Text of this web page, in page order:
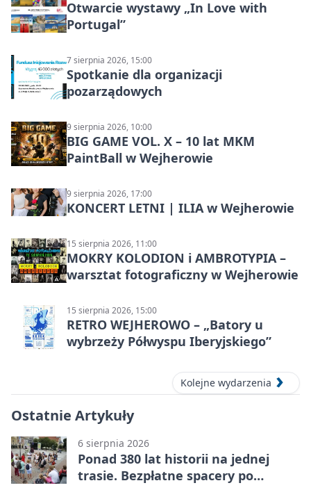
Otwarcie wystawy „In Love with
Portugal”
7 sierpnia 2026, 15:00
Spotkanie dla organizacji
pozarządowych
9 sierpnia 2026, 10:00
BIG GAME VOL. X – 10 lat MKM
PaintBall w Wejherowie
9 sierpnia 2026, 17:00
KONCERT LETNI | ILIA w Wejherowie
15 sierpnia 2026, 11:00
MOKRY KOLODION i AMBROTYPIA –
warsztat fotograficzny w Wejherowie
15 sierpnia 2026, 15:00
RETRO WEJHEROWO – „Batory u
wybrzeży Półwyspu Iberyjskiego”
Kolejne wydarzenia
Ostatnie Artykuły
6 sierpnia 2026
Ponad 380 lat historii na jednej
trasie. Bezpłatne spacery po